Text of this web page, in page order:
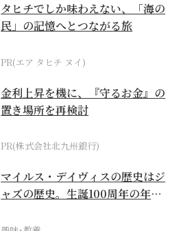
タヒチでしか味わえない、「海の
民」の記憶へとつながる旅
PR(エア タヒチ ヌイ)
金利上昇を機に、『守るお金』の
置き場所を再検討
PR(株式会社北九州銀行)
マイルス・デイヴィスの歴史はジ
ャズの歴史。生誕100周年の年に